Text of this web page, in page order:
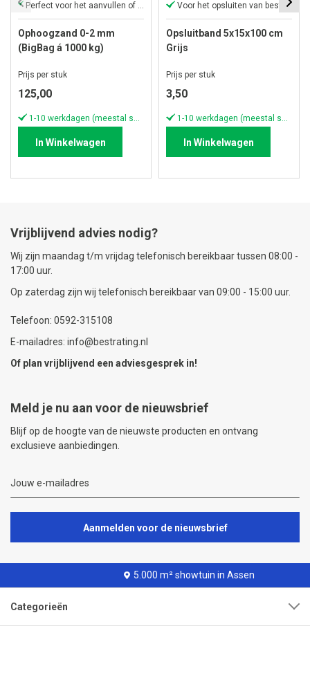
Perfect voor het aanvullen of ophogen van elk oppervlak
Ophoogzand 0-2 mm
(BigBag á 1000 kg)
Prijs per stuk
125,00
In Winkelwagen
Voor het opsluiten van bestrating
Opsluitband 5x15x100 cm
Grijs
Prijs per stuk
3,50
In Winkelwagen
Vrijblijvend advies nodig?
Wij zijn maandag t/m vrijdag telefonisch bereikbaar tussen 08:00 -
17:00 uur.
Op zaterdag zijn wij telefonisch bereikbaar van 09:00 - 15:00 uur.
Telefoon: 0592-315108
E-mailadres: info@bestrating.nl
Of plan vrijblijvend een adviesgesprek in!
Meld je nu aan voor de nieuwsbrief
Blijf op de hoogte van de nieuwste producten en ontvang
exclusieve aanbiedingen.
Aanmelden voor de nieuwsbrief
5.000 m² showtuin in Assen
Categorieën